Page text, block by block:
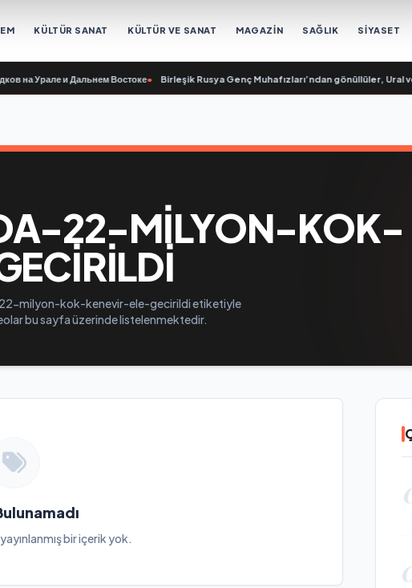
KÜLTÜR SANAT KÜLTÜR VE SANAT MAGAZİN SAĞLIK SİYASET
Урале и Дальнем Востоке• Birleşik Rusya Genç Muhafızları’ndan gönüllüler, Ural ve
22-MILYON-KOK-
milyon-kok-kenevir-ele-gecirildi etiketiyle
bu sayfa üzerinde listelenmektedir.
bir içerik yok.